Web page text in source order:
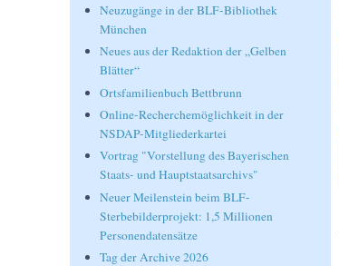
Neuzugänge in der BLF-Bibliothek
München
Neues aus der Redaktion der „Gelben
Blätter“
Ortsfamilienbuch Bettbrunn
Online-Recherchemöglichkeit in der
NSDAP-Mitgliederkartei
Vortrag "Vorstellung des Bayerischen
Staats- und Hauptstaatsarchivs"
Neuer Meilenstein beim BLF-
Sterbebilderprojekt: 1,5 Millionen
Personendatensätze
Tag der Archive 2026